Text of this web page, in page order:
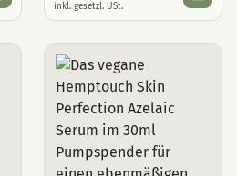
inkl. gesetzl. USt.